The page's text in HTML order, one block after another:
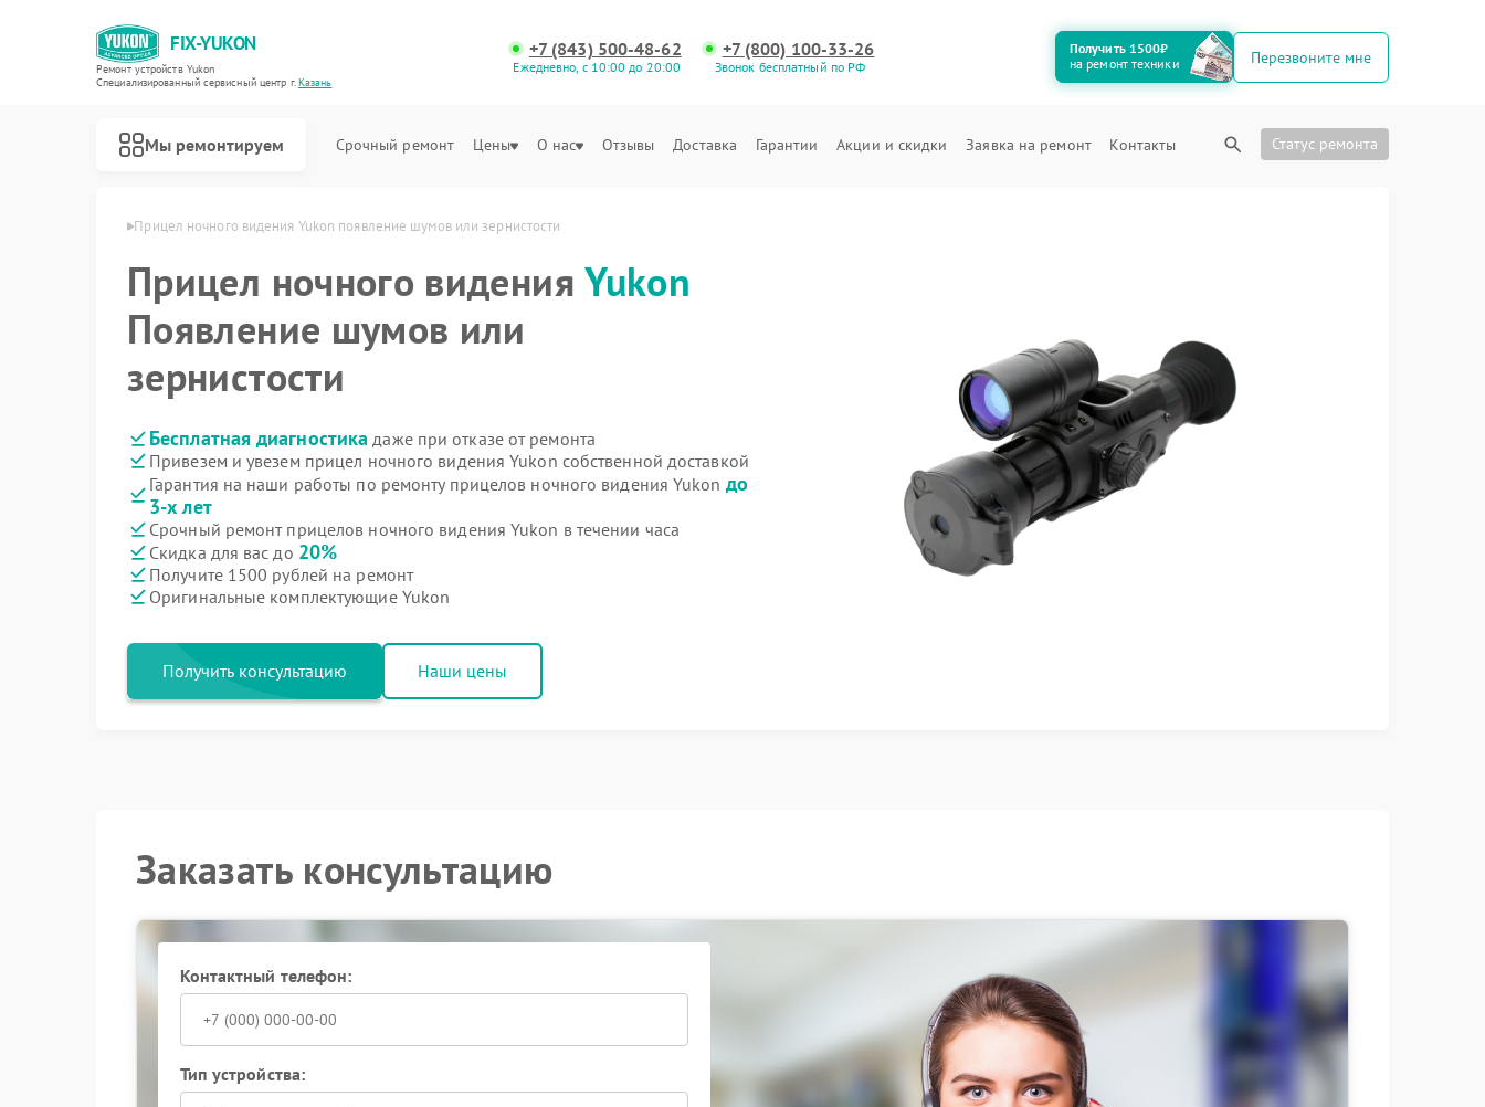
FIX-YUKON
Ремонт устройств Yukon
Специализированный cервисный центр г.Казань
+7 (843) 500-48-62
Ежедневно, с 10:00 до 20:00
+7 (800) 100-33-26
Звонок бесплатный по РФ
Получить 1500₽
на ремонт техники
Перезвоните мне
Мы ремонтируем Срочный ремонт Цены О нас Отзывы Доставка Гарантии Акции и скидки Заявка на ремонт Контакты Статус ремонта
Yukon в Казани Прицел ночного видения Yukon появление шумов или зернистости
Прицел ночного виденияYukon
Появление шумов или
зернистости
Бесплатная диагностика даже при отказе от ремонта
Привезем и увезем прицел ночного видения Yukon собственной доставкой
Гарантия на наши работы по ремонту прицелов ночного видения Yukon до
3-х лет
Срочный ремонт прицелов ночного видения Yukon в течении часа
Скидка для вас до 20%
Получите 1500 рублей на ремонт
Оригинальные комплектующие Yukon
Получить консультацию Наши цены
Заказать консультацию
Контактный телефон:
Тип устройства: